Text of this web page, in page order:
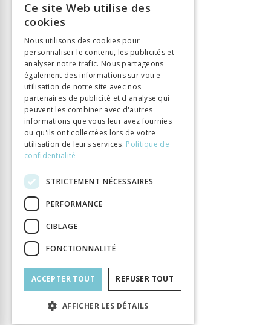
ITALIAN
Ce site Web utilise des
cookies
Nous utilisons des cookies pour
personnaliser le contenu, les publicités et
analyser notre trafic. Nous partageons
également des informations sur votre
utilisation de notre site avec nos
partenaires de publicité et d'analyse qui
peuvent les combiner avec d'autres
informations que vous leur avez fournies
ou qu'ils ont collectées lors de votre
utilisation de leurs services. Politique de
confidentialité
STRICTEMENT NÉCESSAIRES
PERFORMANCE
CIBLAGE
FONCTIONNALITÉ
ACCEPTER TOUT REFUSER TOUT
AFFICHER LES DÉTAILS